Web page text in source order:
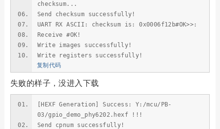
checksum...
Send checksum successfully!
UART RX ASCII: checksum is: 0x0006f12b#OK>>:
Receive #OK!
Write images successfully!
Write registers successfully!
复制代码
失败的样子，没进入下载
[HEXF Generation] Success: Y:/mcu/PB-
03/gpio_demo_phy6202.hexf !!!
Send cpnum successfully!